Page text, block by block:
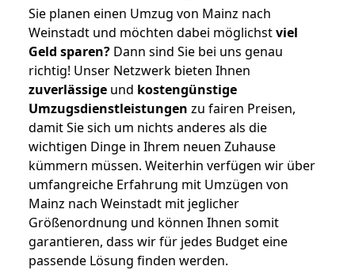
Sie planen einen Umzug von Mainz nach
Weinstadt und möchten dabei möglichstviel
Geld sparen? Dann sind Sie bei uns genau
richtig! Unser Netzwerk bieten Ihnen
zuverlässige und kostengünstige
Umzugsdienstleistungen zu fairen Preisen,
damit Sie sich um nichts anderes als die
wichtigen Dinge in Ihrem neuen Zuhause
kümmern müssen. Weiterhin verfügen wir über
umfangreiche Erfahrung mit Umzügen von
Mainz nach Weinstadt mit jeglicher
Größenordnung und können Ihnen somit
garantieren, dass wir für jedes Budget eine
passende Lösung finden werden.